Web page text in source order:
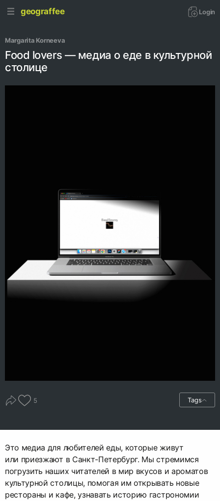
geograffee Login
Margarita Korneeva
Food lovers — медиа о еде в культурной
столице
5 Tags
Это медиа для любителей еды, которые живут
или приезжают в Санкт-Петербург. Мы стремимся
погрузить наших читателей в мир вкусов и ароматов
культурной столицы, помогая им открывать новые
рестораны и кафе, узнавать историю гастрономии